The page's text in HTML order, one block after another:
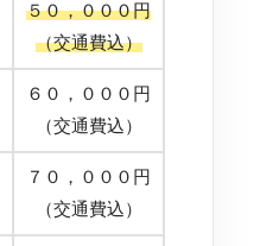
５０，０００円
（交通費込）
６０，０００円
（交通費込）
７０，０００円
（交通費込）